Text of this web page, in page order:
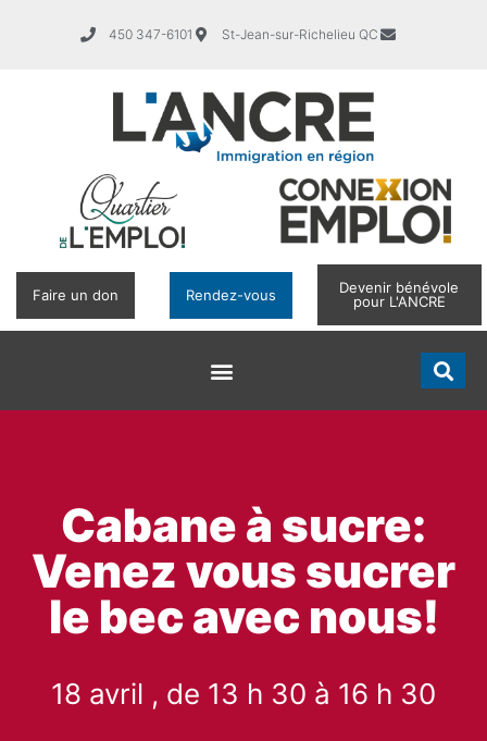
450 347-6101 St-Jean-sur-Richelieu QC
Faire un don Rendez-vous
Devenir bénévole
pour L'ANCRE
Cabane à sucre:
Venez vous sucrer
le bec avec nous!
18 avril , de 13 h 30 à 16 h 30